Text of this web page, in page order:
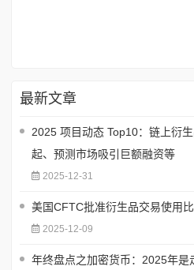
最新文章
2025 项目动态 Top10：链上衍
起、预测市场吸引巨额融资等
2025-12-31
美国CFTC批准衍生品交易使用
2025-12-09
年终盘点之加密货币：2025年是